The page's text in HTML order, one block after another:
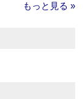
もっと見る »